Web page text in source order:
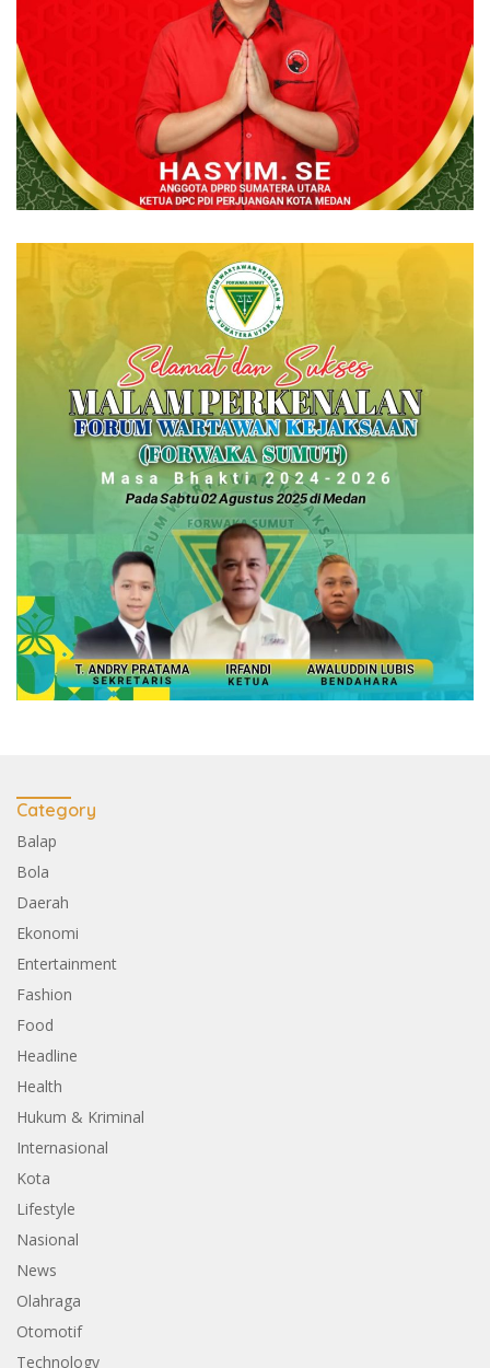
Category
Balap
Bola
Daerah
Ekonomi
Entertainment
Fashion
Food
Headline
Health
Hukum & Kriminal
Internasional
Kota
Lifestyle
Nasional
News
Olahraga
Otomotif
Technology